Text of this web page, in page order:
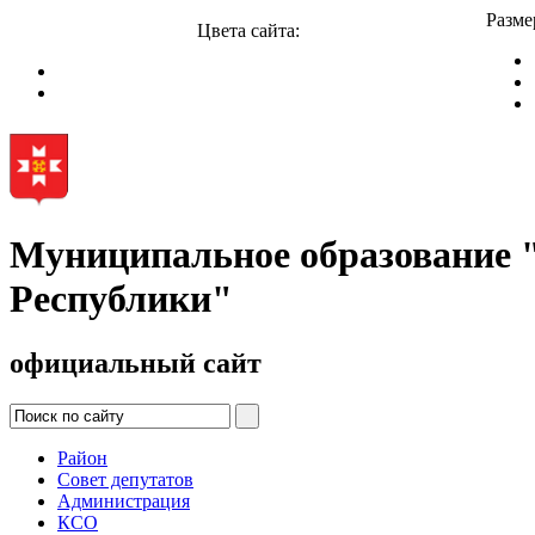
Цвета сайта:
Муниципальное
Республики"
официальный сайт
Район
Совет депутатов
Администрация
КСО